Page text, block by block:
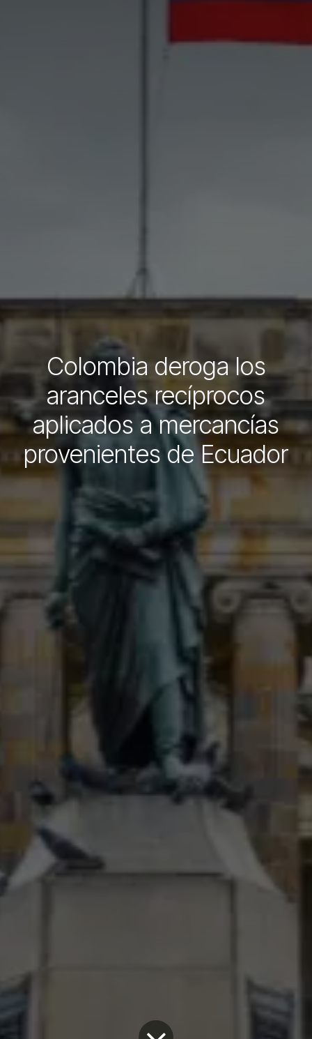
Colombia deroga los
aranceles recíprocos
aplicados a mercancías
provenientes de Ecuador